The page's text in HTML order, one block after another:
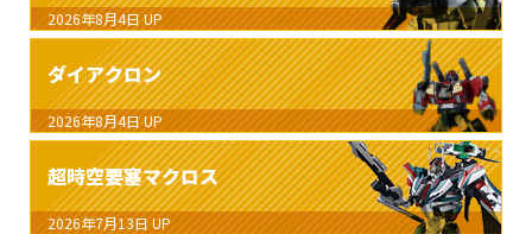
2026年8月4日 UP
ダイアクロン
2026年8月4日 UP
超時空要塞マクロス
2026年7月13日 UP